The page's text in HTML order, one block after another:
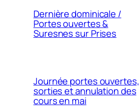
Dernière dominicale /
Portes ouvertes &
Suresnes sur Prises
Journée portes ouvertes,
sorties et annulation des
cours en mai